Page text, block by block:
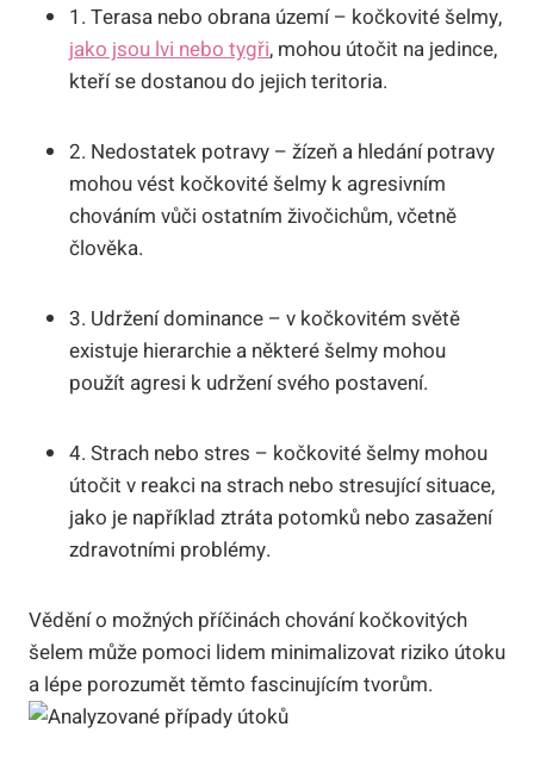
1. Terasa nebo obrana území – kočkovité šelmy,
jako jsou lvi nebo tygři, mohou útočit na jedince,
kteří se dostanou do jejich teritoria.
2. Nedostatek potravy – žízeň a hledání potravy
mohou vést kočkovité šelmy k agresivním
chováním vůči ostatním živočichům, včetně
člověka.
3. Udržení dominance – v kočkovitém světě
existuje hierarchie a některé šelmy mohou
použít agresi k udržení svého postavení.
4. Strach nebo stres – kočkovité šelmy mohou
útočit v reakci na strach nebo stresující situace,
jako je například ztráta potomků nebo zasažení
zdravotními problémy.
Vědění o možných příčinách chování kočkovitých
šelem může pomoci lidem minimalizovat riziko útoku
a lépe porozumět těmto fascinujícím tvorům.